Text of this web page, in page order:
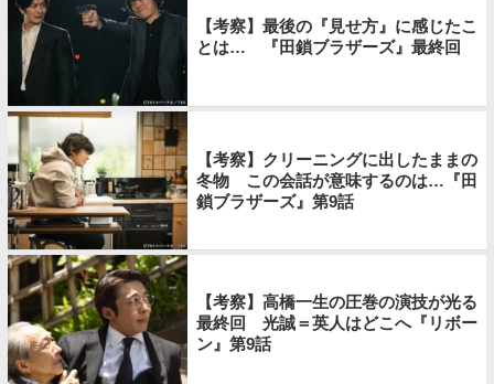
【考察】最後の『見せ方』に感じたこ
とは… 『田鎖ブラザーズ』最終回
【考察】クリーニングに出したままの
冬物 この会話が意味するのは…『田
鎖ブラザーズ』第9話
【考察】高橋一生の圧巻の演技が光る
最終回 光誠＝英人はどこへ『リボー
ン』第9話